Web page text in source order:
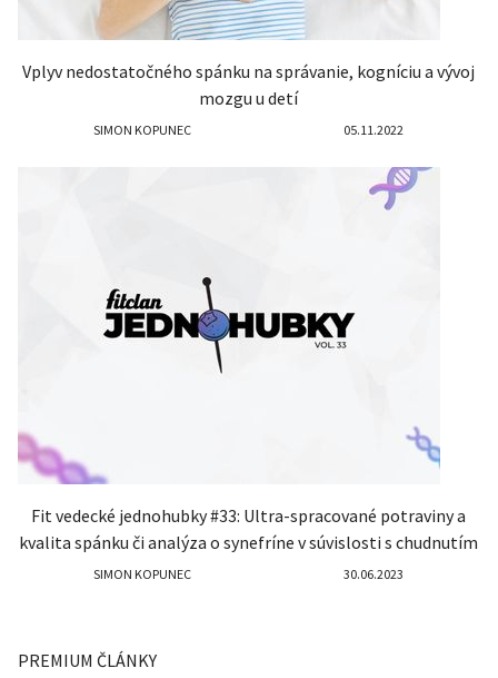
Vplyv nedostatočného spánku na správanie, kogníciu a vývoj
mozgu u detí
SIMON KOPUNEC 05.11.2022
Fit vedecké jednohubky #33: Ultra-spracované potraviny a
kvalita spánku či analýza o synefríne v súvislosti s chudnutím
SIMON KOPUNEC 30.06.2023
PREMIUM ČLÁNKY